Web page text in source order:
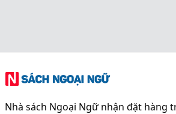
Nhà sách Ngoại Ngữ nhận đặt hàng